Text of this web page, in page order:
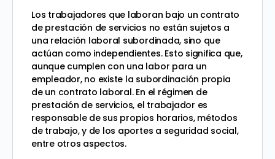
Los trabajadores que laboran bajo un contrato
de prestación de servicios no están sujetos a
una relación laboral subordinada, sino que
actúan como independientes. Esto significa que,
aunque cumplen con una labor para un
empleador, no existe la subordinación propia
de un contrato laboral. En el régimen de
prestación de servicios, el trabajador es
responsable de sus propios horarios, métodos
de trabajo, y de los aportes a seguridad social,
entre otros aspectos.